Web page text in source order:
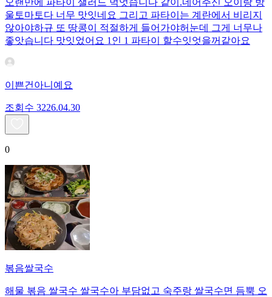
오랜만에 파타이 샐러드 먹엇습니다 같이.네어주신 오이랑 방
울토마토다 너무 맛잇네요 그리고 파타이는 계란에서 비리지
않아야하규 또 땅콩이 적절하게 들어가야허눈데 그게 너무나
좋앗습니다 맛잇었어요 1인 1 파타이 할수잇엇을꺼같아요
이쁜건아니예요
조회수 3226.04.30
0
볶음쌀국수
해물 볶음 쌀국수 쌀국수아 부담없고 숙주랑 쌀국수면 듬뿍 오